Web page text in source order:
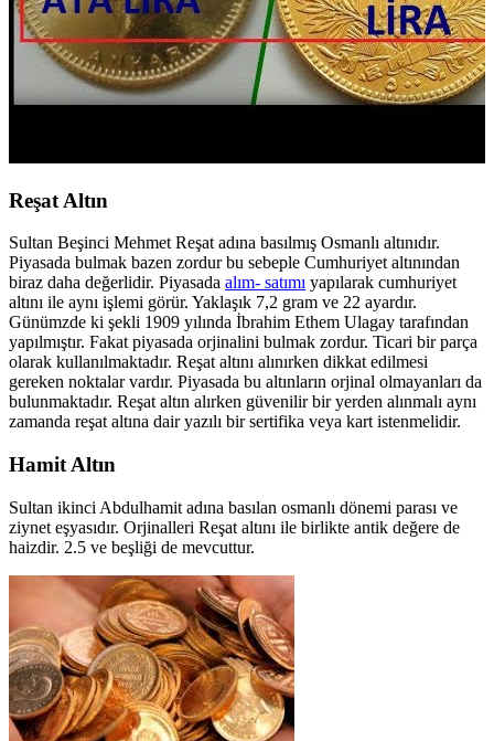
Reşat Altın
Sultan Beşinci Mehmet Reşat adına basılmış Osmanlı altınıdır.
Piyasada bulmak bazen zordur bu sebeple Cumhuriyet altınından
biraz daha değerlidir. Piyasada alım- satımı yapılarak cumhuriyet
altını ile aynı işlemi görür. Yaklaşık 7,2 gram ve 22 ayardır.
Günümzde ki şekli 1909 yılında İbrahim Ethem Ulagay tarafından
yapılmıştır. Fakat piyasada orjinalini bulmak zordur. Ticari bir parça
olarak kullanılmaktadır. Reşat altını alınırken dikkat edilmesi
gereken noktalar vardır. Piyasada bu altınların orjinal olmayanları da
bulunmaktadır. Reşat altın alırken güvenilir bir yerden alınmalı aynı
zamanda reşat altına dair yazılı bir sertifika veya kart istenmelidir.
Hamit Altın
Sultan ikinci Abdulhamit adına basılan osmanlı dönemi parası ve
ziynet eşyasıdır. Orjinalleri Reşat altını ile birlikte antik değere de
haizdir. 2.5 ve beşliği de mevcuttur.